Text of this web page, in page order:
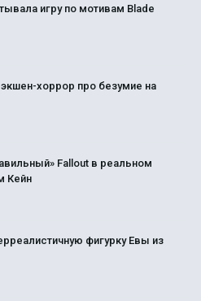
игру по мотивам Blade
хоррор про безумие на
Fallout в реальном
Кейн
фигурку Евы из